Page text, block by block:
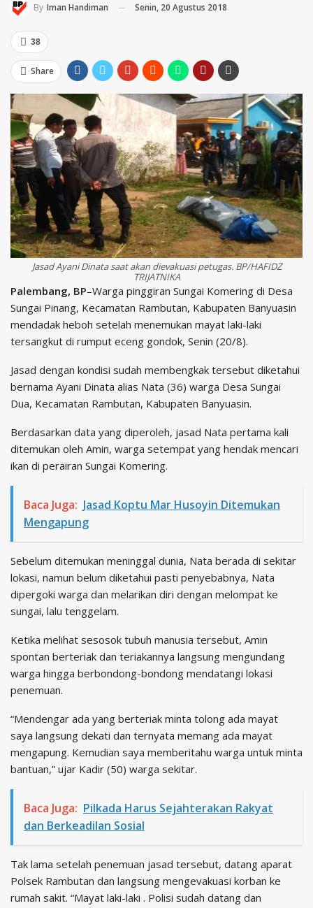
By Iman Handiman Senin, 20 Agustus 2018
38
Share
Jasad Ayani Dinata saat akan dievakuasi petugas. BP/HAFIDZ
TRIJATNIKA
Palembang, BP–Warga pinggiran Sungai Komering di Desa
Sungai Pinang, Kecamatan Rambutan, Kabupaten Banyuasin
mendadak heboh setelah menemukan mayat laki-laki
tersangkut di rumput eceng gondok, Senin (20/8).
Jasad dengan kondisi sudah membengkak tersebut diketahui
bernama Ayani Dinata alias Nata (36) warga Desa Sungai
Dua, Kecamatan Rambutan, Kabupaten Banyuasin.
Berdasarkan data yang diperoleh, jasad Nata pertama kali
ditemukan oleh Amin, warga setempat yang hendak mencari
ikan di perairan Sungai Komering.
Baca Juga: Jasad Koptu Mar Husoyin Ditemukan
Mengapung
Sebelum ditemukan meninggal dunia, Nata berada di sekitar
lokasi, namun belum diketahui pasti penyebabnya, Nata
dipergoki warga dan melarikan diri dengan melompat ke
sungai, lalu tenggelam.
Ketika melihat sesosok tubuh manusia tersebut, Amin
spontan berteriak dan teriakannya langsung mengundang
warga hingga berbondong-bondong mendatangi lokasi
penemuan.
“Mendengar ada yang berteriak minta tolong ada mayat
saya langsung dekati dan ternyata memang ada mayat
mengapung. Kemudian saya memberitahu warga untuk minta
bantuan,” ujar Kadir (50) warga sekitar.
Baca Juga: Pilkada Harus Sejahterakan Rakyat
dan Berkeadilan Sosial
Tak lama setelah penemuan jasad tersebut, datang aparat
Polsek Rambutan dan langsung mengevakuasi korban ke
rumah sakit. “Mayat laki-laki . Polisi sudah datang dan